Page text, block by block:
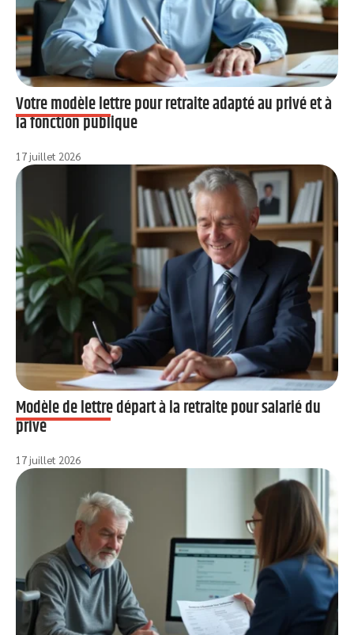
Votre modèle lettre pour retraite adapté au privé et à
la fonction publique
17 juillet 2026
Modèle de lettre départ à la retraite pour salarié du
privé
17 juillet 2026